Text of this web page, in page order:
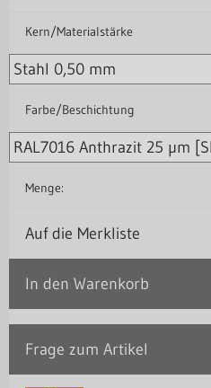
Kern/Materialstärke
Farbe/Beschichtung
Menge:
Auf die Merkliste
In den Warenkorb
Frage zum Artikel